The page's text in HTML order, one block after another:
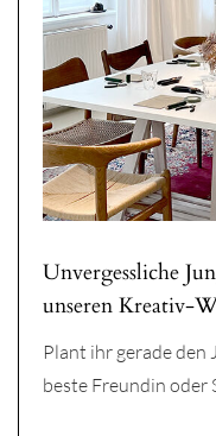
Unvergessliche
unseren Kreativ-
Plant ihr gerade den
beste Freundin oder